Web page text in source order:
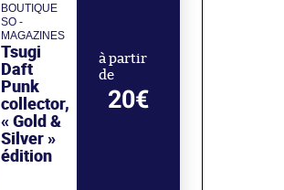
BOUTIQUE
SO -
MAGAZINES
Tsugi
Daft
Punk
collector,
« Gold &
Silver »
édition
à partir
de
20€